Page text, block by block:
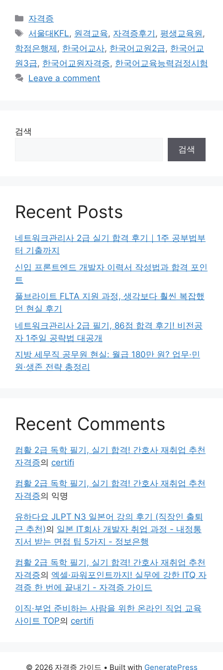
Categories
자격증
Tags
서울대KFL, 원격교육, 자격증후기 , 평생교육원,
학점은행제 , 한국어교사, 한국어교원2급, 한국어교
원3급, 한국어교원자격증, 한국어교육능력검정시험
Leave a comment
검색
검색
Recent Posts
네트워크관리사 2급 실기 합격 후기｜1주 공부법부
터 기출까지
신입 프론트엔드 개발자 이력서 작성법과 합격 포인
트
풀브라이트 FLTA 지원 과정, 생각보다 훨씬 복잡했
던 현실 후기
네트워크관리사 2급 필기, 86점 합격 후기! 비전공
자 1주일 공략법 대공개
지방 세무직 공무원 현실: 월급 180만 원? 업무·민
원·생존 전략 총정리
Recent Comments
컴활 2급 독학 필기, 실기 합격! 간호사 재취업 추천
자격증의 certifi
컴활 2급 독학 필기, 실기 합격! 간호사 재취업 추천
자격증의 익명
유하다요 JLPT N3 일본어 강의 후기 (직장인 출퇴
근 추천)의 일본 IT회사 개발자 취업 과정 - 내정통
지서 받는 면접 팁 5가지 - 정보은행
컴활 2급 독학 필기, 실기 합격! 간호사 재취업 추천
자격증의 엑셀·파워포인트까지! 실무에 강한 ITQ 자
격증 한 번에 끝내기 - 자격증 가이드
이직·부업 준비하는 사람을 위한 온라인 직업 교육
사이트 TOP의 certifi
© 2026 자격증 가이드 • Built with GeneratePress